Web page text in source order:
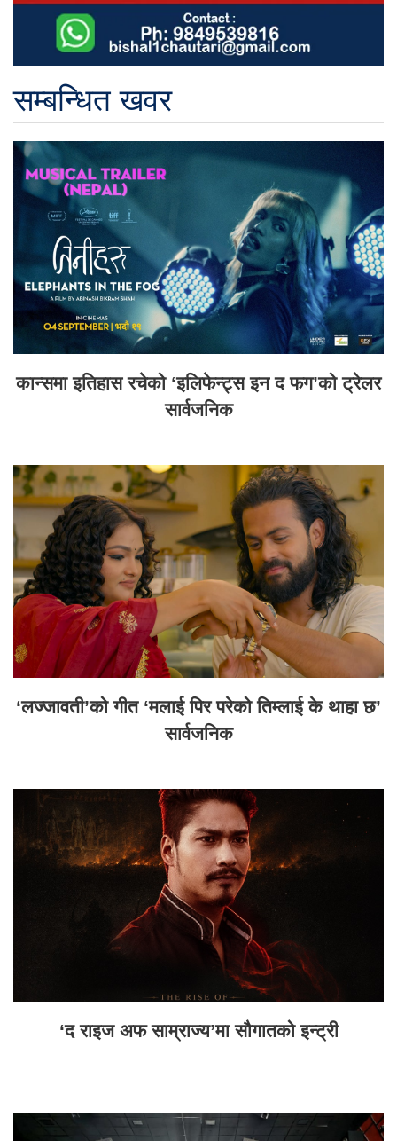
सम्बन्धित खवर
कान्समा इतिहास रचेको ‘इलिफेन्ट्स इन द फग’को ट्रेलर
सार्वजनिक
‘लज्जावती’को गीत ‘मलाई पिर परेको तिम्लाई के थाहा छ’
सार्वजनिक
‘द राइज अफ साम्राज्य’मा सौगातको इन्ट्री